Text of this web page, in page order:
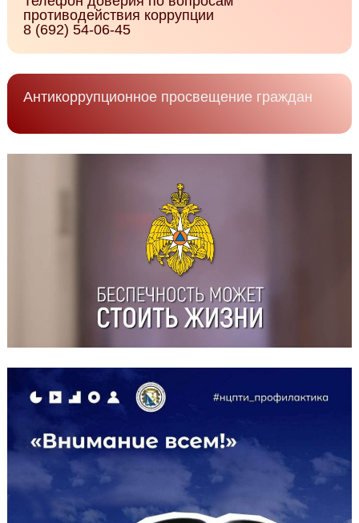
противодействия коррупции
8 (692) 54-06-45
Антикоррупционное просвещение граждан